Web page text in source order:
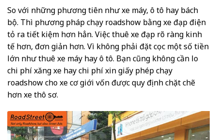
So với những phương tiên như xe máy, ô tô hay bách
bộ. Thì phương pháp chạy roadshow bằng xe đạp điện
tỏ ra tiết kiệm hơn hẳn. Việc thuê xe đạp rõ ràng kinh
tế hơn, đơn giản hơn. Vì không phải đặt cọc một số tiền
lớn như thuê xe máy hay ô tô. Bạn cũng không cần lo
chi phí xăng xe hay chi phí xin giấy phép chạy
roadshow cho xe cơ giới vốn được quy định chặt chẽ
hơn xe thô sơ.